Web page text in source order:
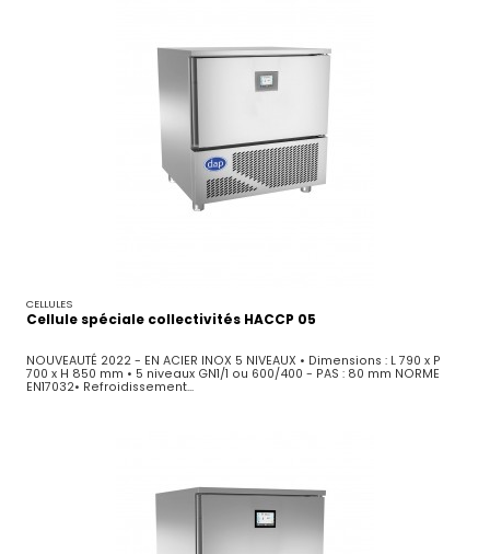
CELLULES
Cellule spéciale collectivités HACCP 05
NOUVEAUTÉ 2022 - EN ACIER INOX 5 NIVEAUX • Dimensions : L 790 x P
700 x H 850 mm • 5 niveaux GN1/1 ou 600/400 - PAS : 80 mm NORME
EN17032• Refroidissement...